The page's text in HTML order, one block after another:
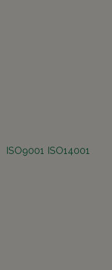
ISO9001 ISO14001